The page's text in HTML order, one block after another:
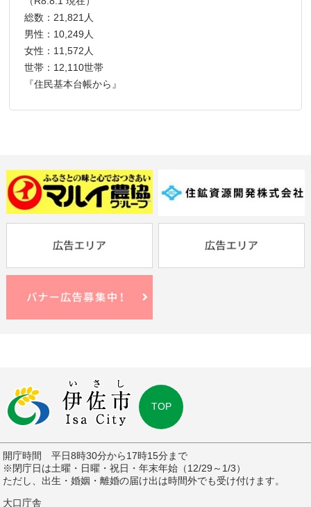
総数：21,821人
男性：10,249人
女性：11,572人
世帯：12,110世帯
『住民基本台帳から』
TOP
開庁時間 平日8時30分から17時15分まで
※閉庁日は土曜・日曜・祝日・年末年始（12/29～1/3）
ただし、出生・婚姻・離婚の届け出は時間外でも受け付けます。
大口庁舎